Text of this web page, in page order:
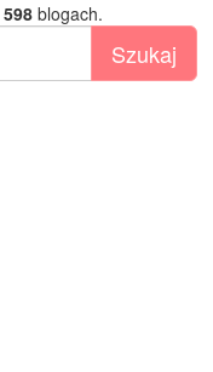
598blogach.